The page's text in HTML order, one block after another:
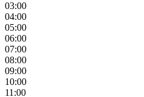
03:00
04:00
05:00
06:00
07:00
08:00
09:00
10:00
11:00